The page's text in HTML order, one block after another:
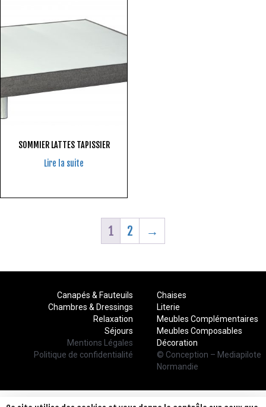
SOMMIER LATTES TAPISSIER
Lire la suite
1 2 →
Canapés & Fauteuils
Chambres & Dressings
Relaxation
Séjours
Mentions Légales
Politique de confidentialité
Chaises
Literie
Meubles Complémentaires
Meubles Composables
Décoration
© Conception – Mediapilote
Normandie